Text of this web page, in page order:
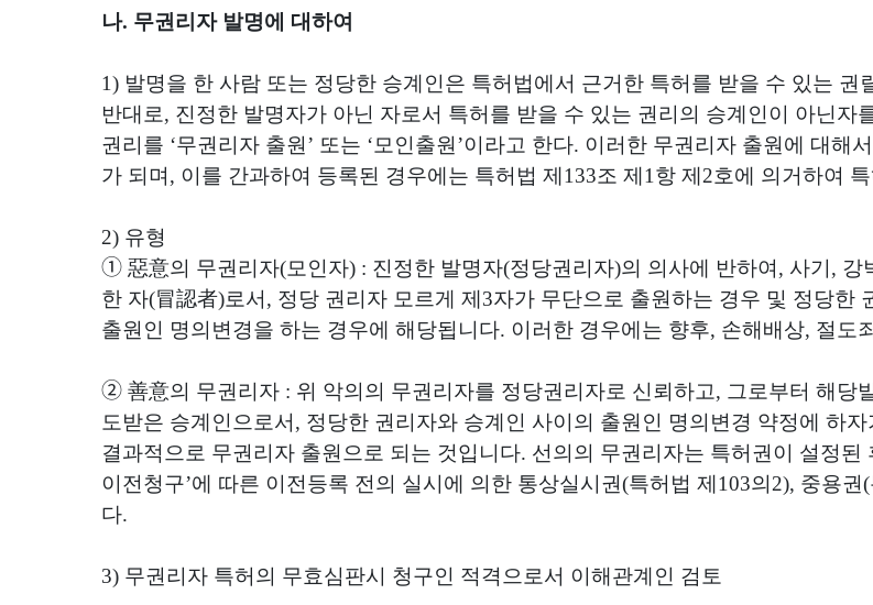
나. 무권리자 발명에 대하여
1) 발명을 한 사람 또는 정당한 승계인은 특허법에서 근거한 특허를 받을 수 있는 권
반대로, 진정한 발명자가 아닌 자로서 특허를 받을 수 있는 권리의 승계인이 아닌자
권리를 ‘무권리자 출원 ’ 또는 ‘모인출원 ’이라고 한다. 이러한 무권리자 출원에 대해
가 되며 , 이를 간과하여 등록된 경우에는 특허법 제 133조 제 1 항 제 2호에 의거하여
2) 유형
➀ 惡意의 무권리자(모인자) : 진정한 발명자(정당권리자)의 의사에 반하여 , 사기 , 강
한 자(冒認者)로서 , 정당 권리자 모르게 제 3자가 무단으로 출원하는 경우 및 정당한
출원인 명의변경을 하는 경우에 해당됩니다. 이러한 경우에는 향후, 손해배상, 절도죄
➁ 善意의 무권리자 : 위 악의의 무권리자를 정당권리자로 신뢰하고, 그로부터 해당
도받은 승계인으로서 , 정당한 권리자와 승계인 사이의 출원인 명의변경 약정에 하
결과적으로 무권리자 출원으로 되는 것입니다. 선의의 무권리자는 특허권이 설정된
이전청구’에 따른 이전등록 전의 실시에 의한 통상실시권(특허법 제 103의 2), 중용권(
다.
3) 무권리자 특허의 무효심판시 청구인 적격으로서 이해관계인 검토